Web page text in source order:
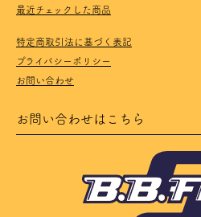
最近チェックした商品
特定商取引法に基づく表記
プライバシーポリシー
お問い合わせ
お問い合わせはこちら